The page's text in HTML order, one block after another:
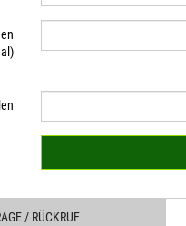
/ RÜCKRUF